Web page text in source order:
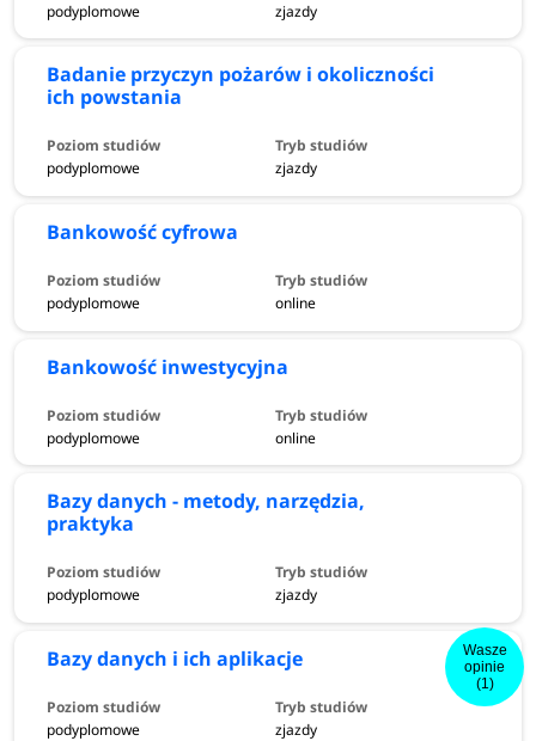
podyplomowe zjazdy
Badanie przyczyn pożarów i okoliczności
ich powstania
podyplomowe zjazdy
Bankowość cyfrowa
podyplomowe online
Bankowość inwestycyjna
podyplomowe online
Bazy danych - metody, narzędzia,
praktyka
podyplomowe zjazdy
Bazy danych i ich aplikacje
podyplomowe zjazdy
Wasze
opinie
(1)